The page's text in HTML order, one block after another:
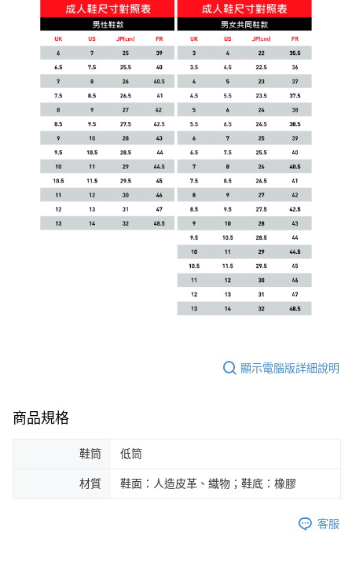
顯示電腦版詳細說明
商品規格
鞋筒 低筒
材質 鞋面：人造皮革、織物；鞋底：橡膠
客服